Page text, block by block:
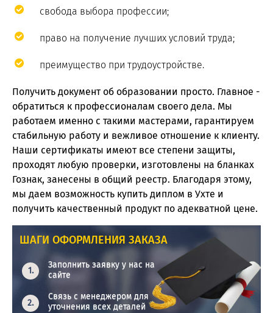
свобода выбора профессии;
право на получение лучших условий труда;
преимущество при трудоустройстве.
Получить документ об образовании просто. Главное -
обратиться к профессионалам своего дела. Мы
работаем именно с такими мастерами, гарантируем
стабильную работу и вежливое отношение к клиенту.
Наши сертификаты имеют все степени защиты,
проходят любую проверки, изготовлены на бланках
Гознак, занесены в общий реестр. Благодаря этому,
мы даем возможность купить диплом в Ухте и
получить качественный продукт по адекватной цене.
ШАГИ ОФОРМЛЕНИЯ ЗАКАЗА
Заполнить заявку у нас на
сайте
Связь с менеджером для
уточнения всех деталей